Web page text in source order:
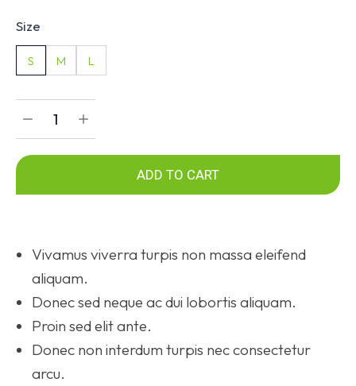
Size
S M L
ADD TO CART
Vivamus viverra turpis non massa eleifend
aliquam.
Donec sed neque ac dui lobortis aliquam.
Proin sed elit ante.
Donec non interdum turpis nec consectetur
arcu.